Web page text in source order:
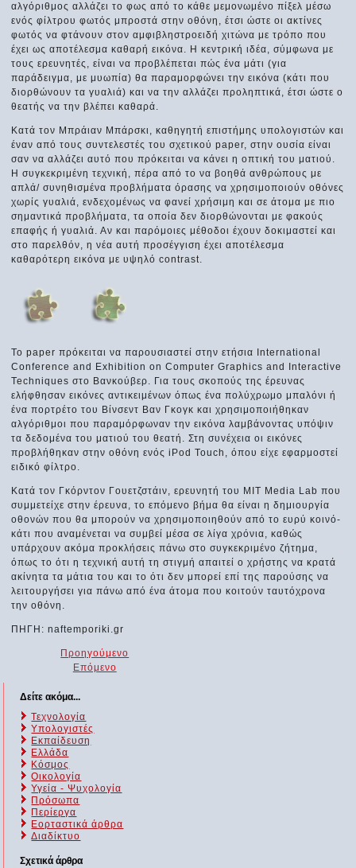
αλγόριθμος αλλάζει το φως από το κάθε μεμονωμένο πίξελ μέσω
ενός φίλτρου φωτός μπροστά στην οθόνη, έτσι ώστε οι ακτίνες
φωτός να φτάνουν στον αμφιβληστροειδή χιτώνα με τρόπο που
έχει ως αποτέλεσμα καθαρή εικόνα. Η κεντρική ιδέα, σύμφωνα με
τους ερευνητές, είναι να προβλέπεται πώς ένα μάτι (για
παράδειγμα, με μυωπία) θα παραμορφώνει την εικόνα (κάτι που
διορθώνουν τα γυαλιά) και να την αλλάζει προληπτικά, έτσι ώστε ο
θεατής να την βλέπει καθαρά.
Κατά τον Μπράιαν Μπάρσκι, καθηγητή επιστήμης υπολογιστών και
έναν από τους συντελεστές του σχετικού paper, στην ουσία είναι
σαν να αλλάζει αυτό που πρόκειται να κάνει η οπτική του ματιού.
Η συγκεκριμένη τεχνική, πέρα από το να βοηθά ανθρώπους με
απλά/ συνηθισμένα προβλήματα όρασης να χρησιμοποιούν οθόνες
χωρίς γυαλιά, ενδεχομένως να φανεί χρήσιμη και σε άτομα με πιο
σημαντικά προβλήματα, τα οποία δεν διορθώνονται με φακούς
επαφής ή γυαλιά. Αν και παρόμοιες μέθοδοι έχουν δοκιμαστεί και
στο παρελθόν, η νέα αυτή προσέγγιση έχει αποτέλεσμα
καθαρότερη εικόνα με υψηλό contrast.
Το paper πρόκειται να παρουσιαστεί στην ετήσια International
Conference and Exhibition on Computer Graphics and Interactive
Techniques στο Βανκούβερ. Για τους σκοπούς της έρευνας
ελήφθησαν εικόνες αντικειμένων όπως ένα πολύχρωμο μπαλόνι ή
ένα πορτρέτο του Βίνσεντ Βαν Γκογκ και χρησιμοποιήθηκαν
αλγόριθμοι που παραμόρφωναν την εικόνα λαμβάνοντας υπόψιν
τα δεδομένα του ματιού του θεατή. Στη συνέχεια οι εικόνες
προβλήθηκαν στην οθόνη ενός iPod Touch, όπου είχε εφαρμοστεί
ειδικό φίλτρο.
Κατά τον Γκόρντον Γουετζστάιν, ερευνητή του MIT Media Lab που
συμμετείχε στην έρευνα, το επόμενο βήμα θα είναι η δημιουργία
οθονών που θα μπορούν να χρησιμοποιηθούν από το ευρύ κοινό-
κάτι που αναμένεται να συμβεί μέσα σε λίγα χρόνια, καθώς
υπάρχουν ακόμα προκλήσεις πάνω στο συγκεκριμένο ζήτημα,
όπως το ότι η τεχνική αυτή τη στιγμή απαιτεί ο χρήστης να κρατά
ακίνητα τα μάτια του και το ότι δεν μπορεί επί της παρούσης να
λειτουργήσει για πάνω από ένα άτομα που κοιτούν ταυτόχρονα
την οθόνη.
ΠΗΓΗ: naftemporiki.gr
Προηγούμενο
Επόμενο
Δείτε ακόμα...
Τεχνολογία
Υπολογιστές
Εκπαίδευση
Ελλάδα
Κόσμος
Οικολογία
Υγεία - Ψυχολογία
Πρόσωπα
Περίεργα
Εορταστικά άρθρα
Διαδίκτυο
Σχετικά άρθρα